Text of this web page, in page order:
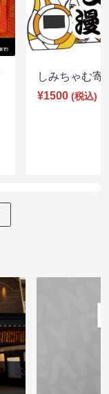
しみちゃむ
¥1500 (税込)